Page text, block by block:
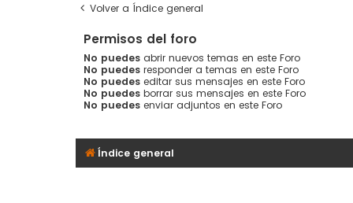
Volver a Índice general
Permisos del foro
No puedes abrir nuevos temas en este Foro
No puedes responder a temas en este Foro
No puedes editar sus mensajes en este Foro
No puedes borrar sus mensajes en este Foro
No puedes enviar adjuntos en este Foro
Índice general